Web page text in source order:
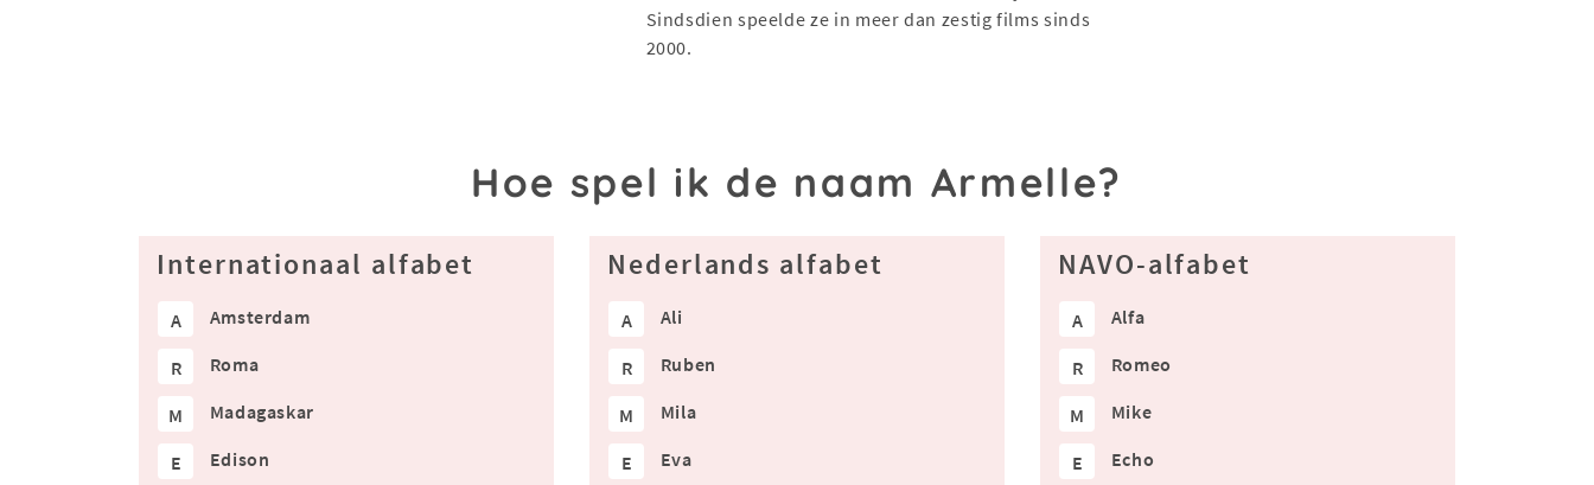
Sindsdien speelde ze in meer dan zestig films sinds
2000.
Hoe spel ik de naam Armelle?
Internationaal alfabet
A Amsterdam
R Roma
M Madagaskar
E Edison
Nederlands alfabet
A Ali
R Ruben
M Mila
E Eva
NAVO-alfabet
A Alfa
R Romeo
M Mike
E Echo